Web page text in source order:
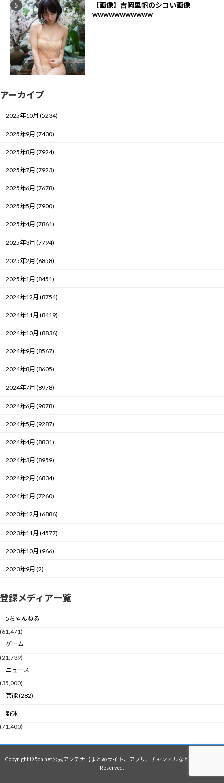
【画像】吉岡里帆のシコい画像
wwwwwwwwwww
アーカイブ
2025年10月 (5234)
2025年9月 (7430)
2025年8月 (7924)
2025年7月 (7923)
2025年6月 (7678)
2025年5月 (7900)
2025年4月 (7861)
2025年3月 (7794)
2025年2月 (6858)
2025年1月 (8451)
2024年12月 (8754)
2024年11月 (8419)
2024年10月 (8836)
2024年9月 (8567)
2024年8月 (8605)
2024年7月 (8978)
2024年6月 (9078)
2024年5月 (9287)
2024年4月 (8831)
2024年3月 (8959)
2024年2月 (6834)
2024年1月 (7260)
2023年12月 (6886)
2023年11月 (4577)
2023年10月 (966)
2023年9月 (2)
登録メディア一覧
5ちゃんねる
(61,471)
ゲーム
(21,739)
ニュース
(35,000)
芸能 (282)
野球
(71,400)
Copyright © 5ch.net公式アンテナ【まとめサイト、アプリ、チャンネルなど】 All Rights
Reserved.